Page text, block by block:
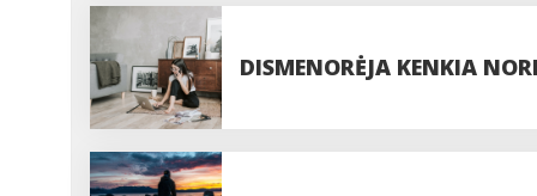
DISMENORĖJA KENKIA